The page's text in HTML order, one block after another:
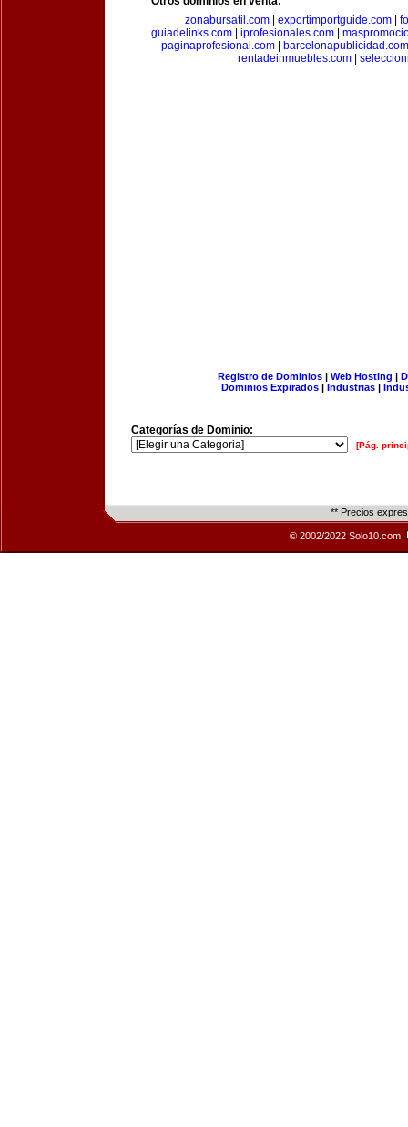
zonabursatil.com
exportimportguide.com
guiadelinks.com
iprofesionales.com
paginaprofesional.com|
barcelonapublicidad.com
rentadeinmuebles.com|
Registro de Dominios| Web Hosting |
Dominios Expirados | Industrias |
Categorías de Dominio:
[Pág.
** Precios
© 2002/2022 Solo10.com